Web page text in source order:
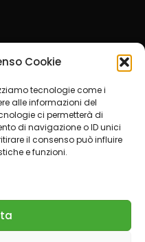
Cookie
tecnologie come i
alle informazioni del
ci permetterà di
di navigazione o ID unici
il consenso può influire
e funzioni.